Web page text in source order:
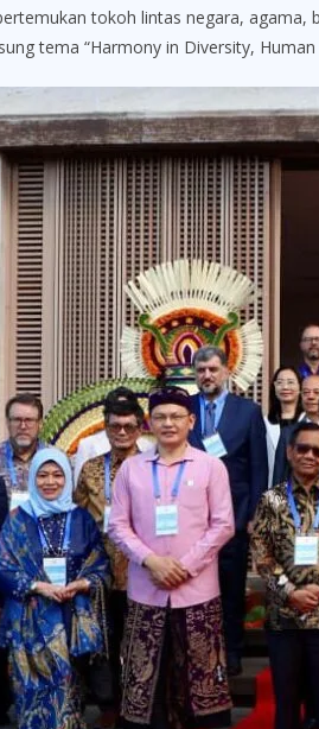
tokoh lintas negara, agama,
tema “Harmony in Diversity, Human